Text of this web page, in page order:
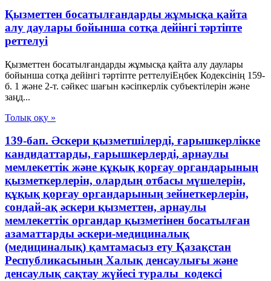
Қызметтен босатылғандарды жұмысқа қайта
алу даулары бойынша сотқа дейінгі тәртіпте
реттелуі
Қызметтен босатылғандарды жұмысқа қайта алу даулары
бойынша сотқа дейінгі тәртіпте реттелуіЕңбек Кодексінің 159-
б. 1 және 2-т. сәйкес шағын кәсіпкерлік субъектілерін және
заңд...
Толық оқу »
139-бап. Әскери қызметшілерді, ғарышкерлікке
кандидаттарды, ғарышкерлерді, арнаулы
мемлекеттік және құқық қорғау органдарының
қызметкерлерін, олардың отбасы мүшелерін,
құқық қорғау органдарының зейнеткерлерін,
сондай-ақ әскери қызметтен, арнаулы
мемлекеттік органдар қызметінен босатылған
азаматтарды әскери-медициналық
(медициналық) қамтамасыз ету Қазақстан
Республикасының Халық денсаулығы және
денсаулық сақтау жүйесі туралы кодексі